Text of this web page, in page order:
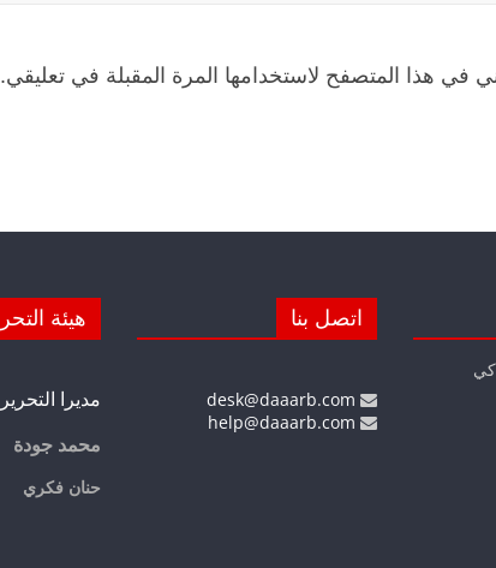
في هذا المتصفح لاستخدامها المرة المقبلة في تعليقي.
اتصل بنا هيئة
مديرا التحرير
محمد جودة
حنان فكري